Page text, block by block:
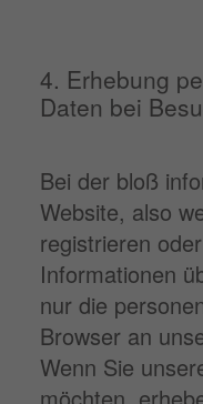
4. Erhebung
Daten bei
Bei der bloß
Website, also
registrieren
Informationen
nur die
Browser an
Wenn Sie